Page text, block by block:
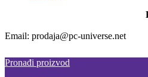
Email: prodaja@pc-universe.net
Pronađi proizvod